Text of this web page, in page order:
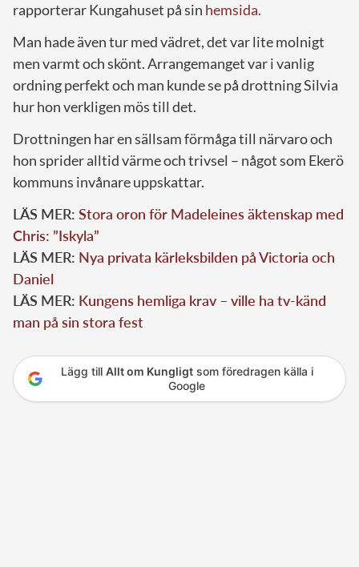
rapporterar Kungahuset på sin hemsida.
Man hade även tur med vädret, det var lite molnigt
men varmt och skönt. Arrangemanget var i vanlig
ordning perfekt och man kunde se på drottning Silvia
hur hon verkligen mös till det.
Drottningen har en sällsam förmåga till närvaro och
hon sprider alltid värme och trivsel – något som Ekerö
kommuns invånare uppskattar.
LÄS MER: Stora oron för Madeleines äktenskap med
Chris: ”Iskyla”
LÄS MER: Nya privata kärleksbilden på Victoria och
Daniel
LÄS MER: Kungens hemliga krav – ville ha tv-känd
man på sin stora fest
Lägg till Allt om Kungligtsom föredragen källa i
Google